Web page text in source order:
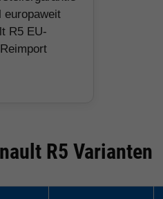
europaweit
R5 EU-
R5 Varianten